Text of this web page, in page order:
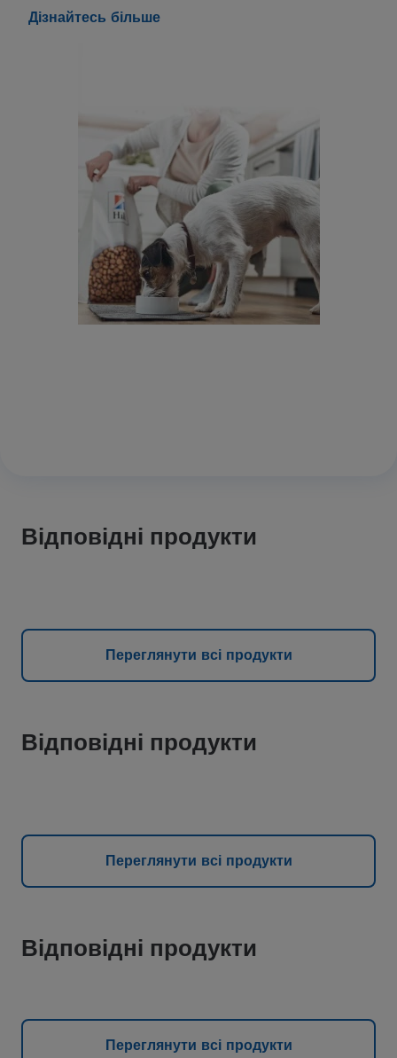
Дізнайтесь більше
Відповідні продукти
Переглянути всі продукти
Відповідні продукти
Переглянути всі продукти
Відповідні продукти
Переглянути всі продукти